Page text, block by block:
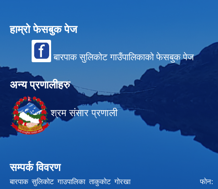
हाम्रो फेसबुक पेज
बारपाक सुलिकोट गाउँपालिकाको फेसबुक पेज
अन्य प्रणालीहरु
श्रम संसार प्रणाली
सम्पर्क विवरण
बारपाक सुलिकोट गाउपालिका ताकुकोट गोरखा फोन: